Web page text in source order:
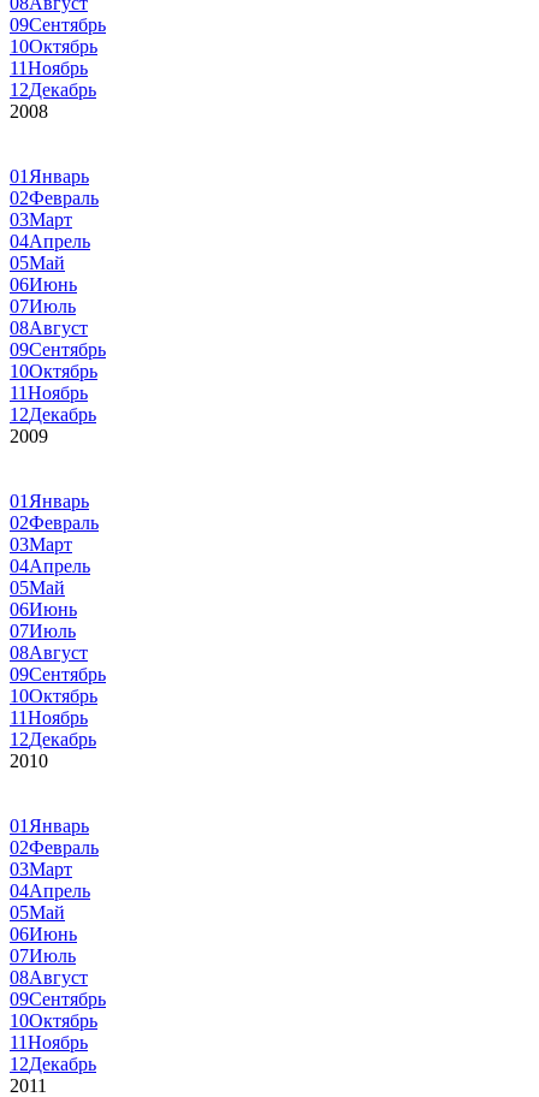
09Сентябрь
10Октябрь
11Ноябрь
12Декабрь
2008
01 Январь
02Февраль
03Март
04Апрель
05Май
06Июнь
07Июль
08Август
09Сентябрь
10Октябрь
11Ноябрь
12Декабрь
2009
01 Январь
02Февраль
03Март
04Апрель
05Май
06Июнь
07Июль
08Август
09Сентябрь
10Октябрь
11Ноябрь
12Декабрь
2010
01 Январь
02Февраль
03Март
04Апрель
05Май
06Июнь
07Июль
08Август
09Сентябрь
10Октябрь
11Ноябрь
12Декабрь
2011